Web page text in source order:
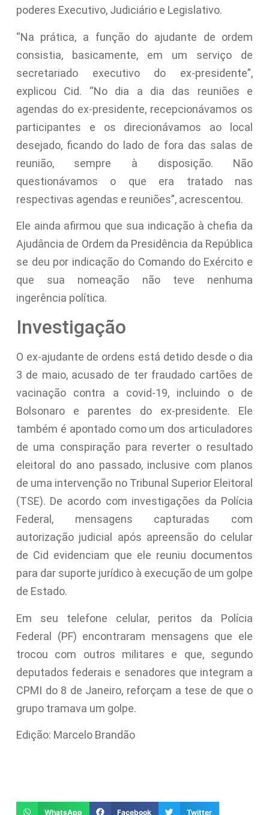
poderes Executivo, Judiciário e Legislativo.
“Na prática, a função do ajudante de ordem
consistia, basicamente, em um serviço de
secretariado executivo do ex-presidente”,
explicou Cid. “No dia a dia das reuniões e
agendas do ex-presidente, recepcionávamos os
participantes e os direcionávamos ao local
desejado, ficando do lado de fora das salas de
reunião, sempre à disposição. Não
questionávamos o que era tratado nas
respectivas agendas e reuniões”, acrescentou.
Ele ainda afirmou que sua indicação à chefia da
Ajudância de Ordem da Presidência da República
se deu por indicação do Comando do Exército e
que sua nomeação não teve nenhuma
ingerência política.
Investigação
O ex-ajudante de ordens está detido desde o dia
3 de maio, acusado de ter fraudado cartões de
vacinação contra a covid-19, incluindo o de
Bolsonaro e parentes do ex-presidente. Ele
também é apontado como um dos articuladores
de uma conspiração para reverter o resultado
eleitoral do ano passado, inclusive com planos
de uma intervenção no Tribunal Superior Eleitoral
(TSE). De acordo com investigações da Polícia
Federal, mensagens capturadas com
autorização judicial após apreensão do celular
de Cid evidenciam que ele reuniu documentos
para dar suporte jurídico à execução de um golpe
de Estado.
Em seu telefone celular, peritos da Polícia
Federal (PF) encontraram mensagens que ele
trocou com outros militares e que, segundo
deputados federais e senadores que integram a
CPMI do 8 de Janeiro, reforçam a tese de que o
grupo tramava um golpe.
Edição: Marcelo Brandão
WhatsApp Facebook Twitter